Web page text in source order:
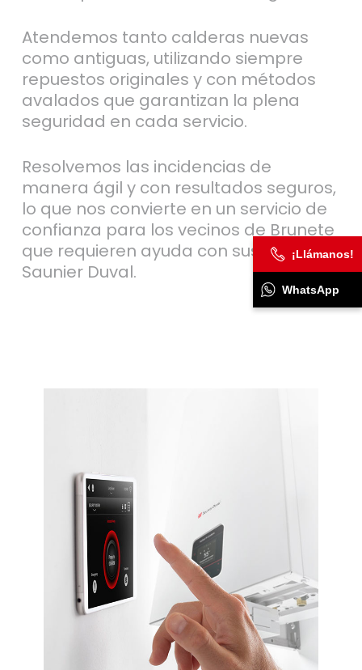
Atendemos tanto calderas nuevas
como antiguas, utilizando siempre
repuestos originales y con métodos
avalados que garantizan la plena
seguridad en cada servicio.
Resolvemos las incidencias de
manera ágil y con resultados seguros,
lo que nos convierte en un servicio de
confianza para los vecinos de Brunete
que requieren ayuda con sus equipos
Saunier Duval.
¡Llámanos!
WhatsApp